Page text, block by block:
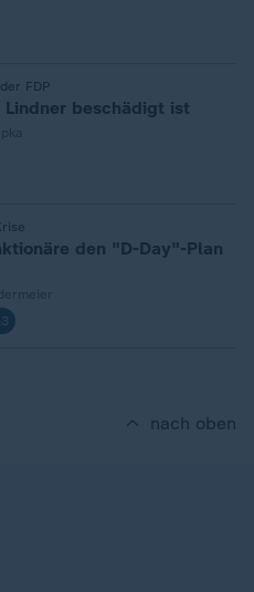
FDP
Lindner beschädigt ist
den "D-Day"-Plan
nach oben